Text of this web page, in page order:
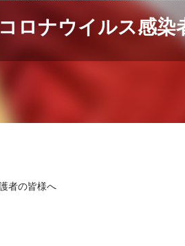
ロナウイルス感染
者の皆様へ